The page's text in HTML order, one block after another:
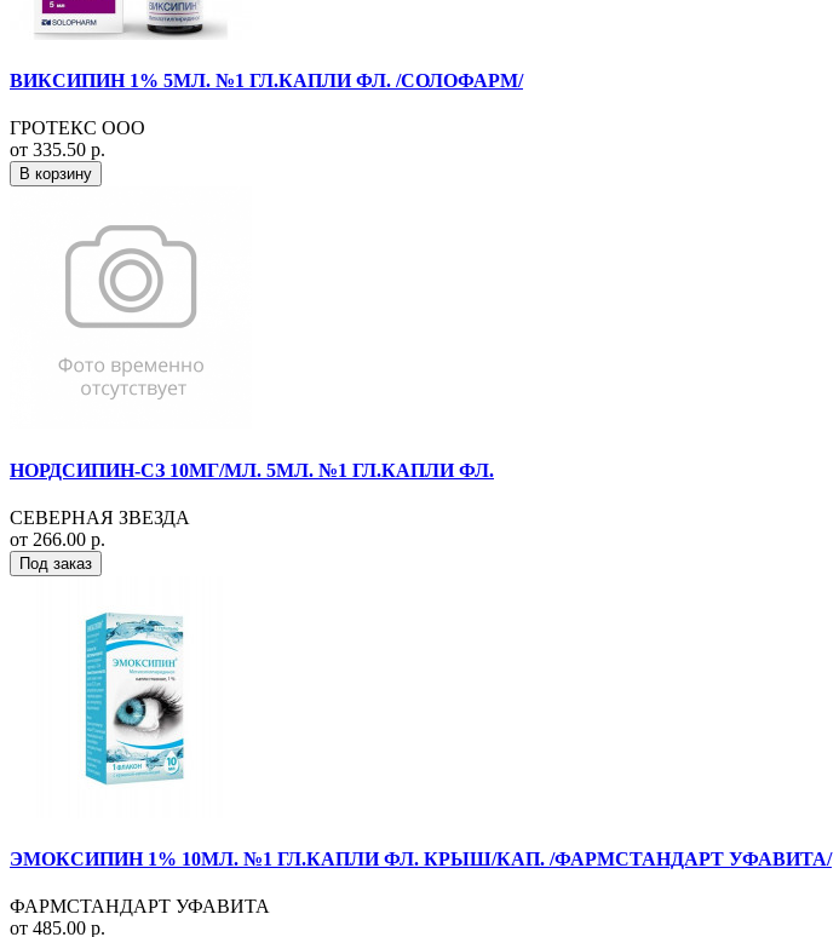
ВИКСИПИН 1% 5МЛ. №1 ГЛ.КАПЛИ ФЛ. /СОЛОФАРМ/
ГРОТЕКС ООО
от 335.50 р.
В корзину
НОРДСИПИН-СЗ 10МГ/МЛ. 5МЛ. №1 ГЛ.КАПЛИ ФЛ.
СЕВЕРНАЯ ЗВЕЗДА
от 266.00 р.
Под заказ
ЭМОКСИПИН 1% 10МЛ. №1 ГЛ.КАПЛИ ФЛ. КРЫШ/КАП. /ФАРМСТАНДАРТ УФАВИТА/
ФАРМСТАНДАРТ УФАВИТА
от 485.00 р.